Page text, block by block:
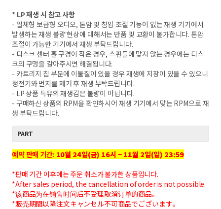
* LP 재생 시 참고 사항
- 일체형 보급형 오디오, 톤암 및 침압 조절 기능이 없는 재생 기기에서
발생하는 재생 불량 현상에 대해서는 반품 및 교환이 불가합니다. 톤암
조절이 가능한 기기에서 재생 부탁드립니다.
- 디스크 센터 홀 구경이 작은 경우, 스핀들에 맞지 않는 경우에는 디스
크의 구멍을 갈아주시면 해결됩니다.
- 카트리지 침 부분에 이물질이 있을 경우 재생에 지장이 있을 수 있으니
정전기와 먼지를 제거 후 재생 부탁드립니다.
- LP 상품 특유의 재생감은 불량이 아닙니다.
- 구매하신 상품의 RPM을 확인하시어 재생 기기에서 맞는 RPM으로 재
생 부탁드립니다.
PART
예약 판매 기간: 10월 24일(금) 16시 ~ 11월 2일(일) 23:59
*판매 기간 이후에는 주문 취소가 불가한 상품입니다.
*After sales period, the cancellation of order is not possible.
*该商品为在销售时间后不受理取消订单的商品。
*販売期間以降注文キャンセル不可商品でございます。